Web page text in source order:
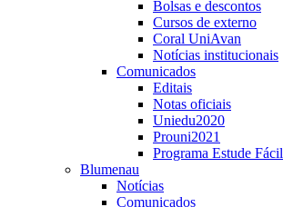
Bolsas e descontos
Cursos de externo
Coral UniAvan
Notícias institucionais
Comunicados
Editais
Notas oficiais
Uniedu2020
Prouni2021
Programa Estude Fácil
Blumenau
Notícias
Comunicados